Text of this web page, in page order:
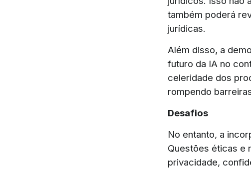
também poderá
jurídicas.
Além disso, a
futuro da IA no
celeridade dos
rompendo
Desafios
No entanto, a
Questões éticas e
privacidade,